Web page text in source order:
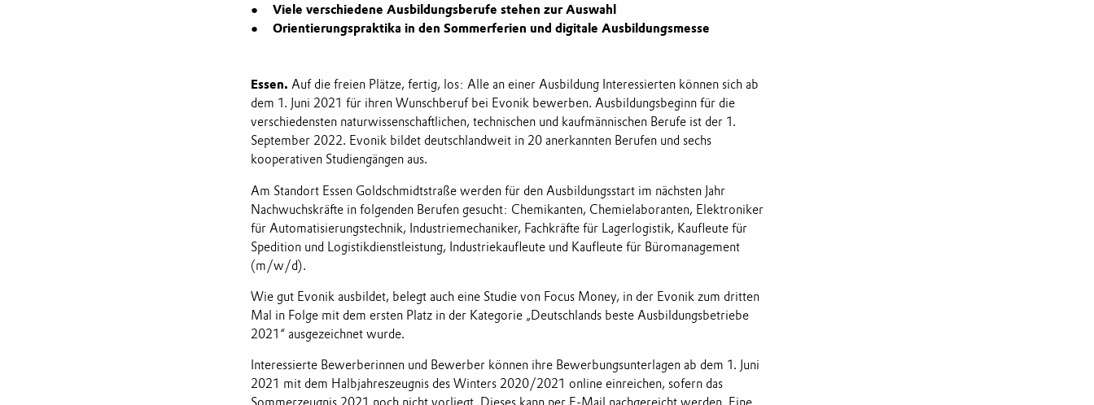
Viele verschiedene Ausbildungsberufe stehen zur Auswahl
Orientierungspraktika in den Sommerferien und digitale Ausbildungsmesse
Essen. Auf die freien Plätze, fertig, los: Alle an einer Ausbildung Interessierten können sich ab
dem 1. Juni 2021 für ihren Wunschberuf bei Evonik bewerben. Ausbildungsbeginn für die
verschiedensten naturwissenschaftlichen, technischen und kaufmännischen Berufe ist der 1.
September 2022. Evonik bildet deutschlandweit in 20 anerkannten Berufen und sechs
kooperativen Studiengängen aus.
Am Standort Essen Goldschmidtstraße werden für den Ausbildungsstart im nächsten Jahr
Nachwuchskräfte in folgenden Berufen gesucht: Chemikanten, Chemielaboranten, Elektroniker
für Automatisierungstechnik, Industriemechaniker, Fachkräfte für Lagerlogistik, Kaufleute für
Spedition und Logistikdienstleistung, Industriekaufleute und Kaufleute für Büromanagement
(m/w/d).
Wie gut Evonik ausbildet, belegt auch eine Studie von Focus Money, in der Evonik zum dritten
Mal in Folge mit dem ersten Platz in der Kategorie „Deutschlands beste Ausbildungsbetriebe
2021“ ausgezeichnet wurde.
Interessierte Bewerberinnen und Bewerber können ihre Bewerbungsunterlagen ab dem 1. Juni
2021 mit dem Halbjahreszeugnis des Winters 2020/2021 online einreichen, sofern das